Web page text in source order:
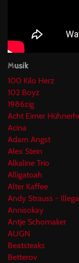
Musik
100 Kilo Herz
102 Boyz
1986zig
Acht Eimer
Acina
Adam Angst
Alex Stein
Alkaline Trio
Alligatoah
Alter Kaffee
Andy Strauss -
Annisokay
Antje Schomaker
AUGN
Beatsteaks
Betterov